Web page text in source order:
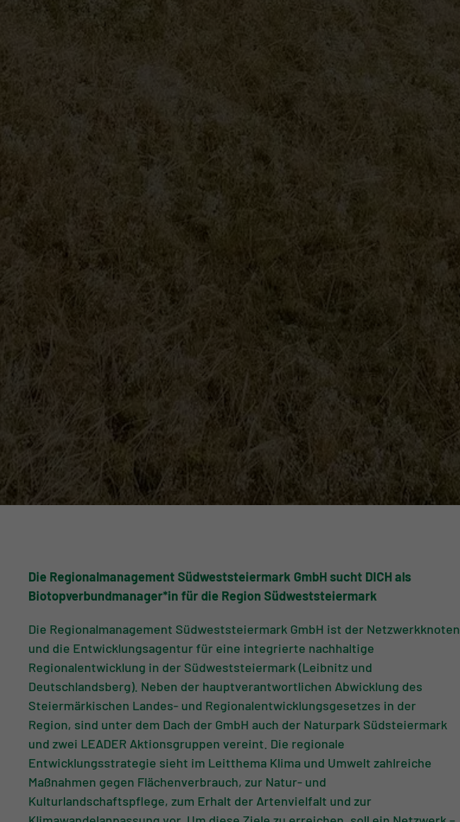
Die Regionalmanagement Südweststeiermark GmbH sucht DICH als
Biotopverbundmanager*in für die Region Südweststeiermark
Die Regionalmanagement Südweststeiermark GmbH ist der Netzwerkknoten
und die Entwicklungsagentur für eine integrierte nachhaltige
Regionalentwicklung in der Südweststeiermark (Leibnitz und
Deutschlandsberg). Neben der hauptverantwortlichen Abwicklung des
Steiermärkischen Landes- und Regionalentwicklungsgesetzes in der
Region, sind unter dem Dach der GmbH auch der Naturpark Südsteiermark
und zwei LEADER Aktionsgruppen vereint. Die regionale
Entwicklungsstrategie sieht im Leitthema Klima und Umwelt zahlreiche
Maßnahmen gegen Flächenverbrauch, zur Natur- und
Kulturlandschaftspflege, zum Erhalt der Artenvielfalt und zur